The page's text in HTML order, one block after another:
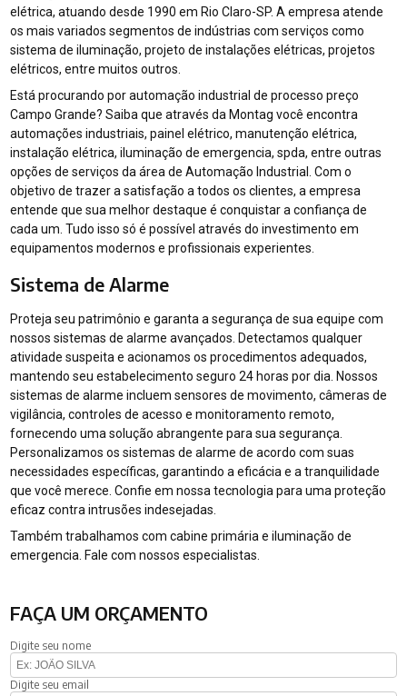
elétrica, atuando desde 1990 em Rio Claro-SP. A empresa atende
os mais variados segmentos de indústrias com serviços como
sistema de iluminação, projeto de instalações elétricas, projetos
elétricos, entre muitos outros.
Está procurando por automação industrial de processo preço
Campo Grande? Saiba que através da Montag você encontra
automações industriais, painel elétrico, manutenção elétrica,
instalação elétrica, iluminação de emergencia, spda, entre outras
opções de serviços da área de Automação Industrial. Com o
objetivo de trazer a satisfação a todos os clientes, a empresa
entende que sua melhor destaque é conquistar a confiança de
cada um. Tudo isso só é possível através do investimento em
equipamentos modernos e profissionais experientes.
Sistema de Alarme
Proteja seu patrimônio e garanta a segurança de sua equipe com
nossos sistemas de alarme avançados. Detectamos qualquer
atividade suspeita e acionamos os procedimentos adequados,
mantendo seu estabelecimento seguro 24 horas por dia. Nossos
sistemas de alarme incluem sensores de movimento, câmeras de
vigilância, controles de acesso e monitoramento remoto,
fornecendo uma solução abrangente para sua segurança.
Personalizamos os sistemas de alarme de acordo com suas
necessidades específicas, garantindo a eficácia e a tranquilidade
que você merece. Confie em nossa tecnologia para uma proteção
eficaz contra intrusões indesejadas.
Também trabalhamos com cabine primária e iluminação de
emergencia. Fale com nossos especialistas.
FAÇA UM ORÇAMENTO
Digite seu nome
Digite seu email